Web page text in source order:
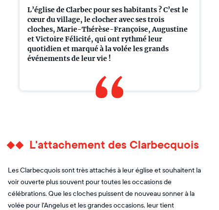
L’église de Clarbec pour ses habitants ? C’est le
cœur du village, le clocher avec ses trois
cloches, Marie-Thérèse-Françoise, Augustine
et Victoire Félicité, qui ont rythmé leur
quotidien et marqué à la volée les grands
événements de leur vie !
L'attachement des Clarbecquois
Les Clarbecquois sont très attachés à leur église et souhaitent la
voir ouverte plus souvent pour toutes les occasions de
célébrations. Que les cloches puissent de nouveau sonner à la
volée pour l'Angelus et les grandes occasions, leur tient